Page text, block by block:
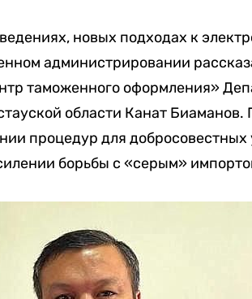
новых подходах к
администрировании
таможенного оформления»
области Канат Биаманов.
процедур для
борьбы с «серым»